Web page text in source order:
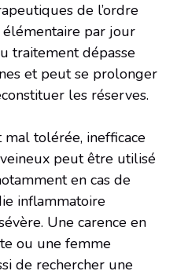
de l’ordre
par jour
traitement dépasse
et peut se prolonger
les réserves.
tolérée, inefficace
peut être utilisé
en cas de
inflammatoire
Une carence en
ou une femme
de rechercher une